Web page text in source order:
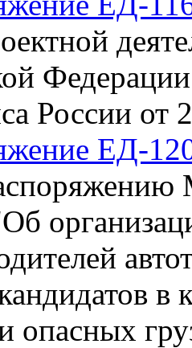
России от
ЕД-
в
опасных